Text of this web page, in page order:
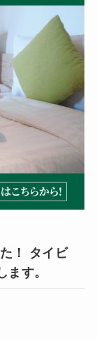
！ タイビ
す。